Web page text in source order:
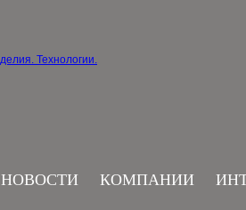
НОВОСТИ КОМПАНИИ